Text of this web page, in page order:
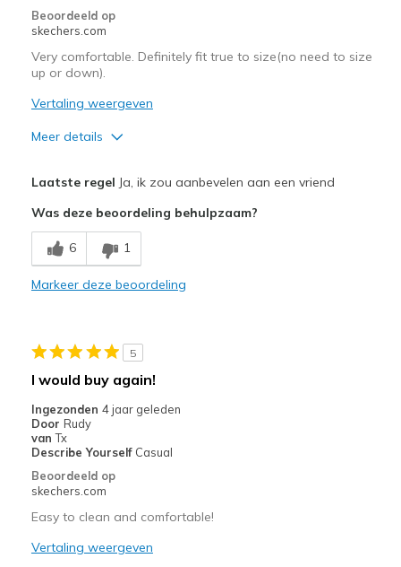
Beoordeeld op
skechers.com
Very comfortable. Definitely fit true to size(no need to size
up or down).
Vertaling weergeven
Meer details
Beste toepassingen
Casual Wear
View On Shoes
I'm Into Shoes
Laatste regel Ja, ik zou aanbevelen aan een vriend
Was deze beoordeling behulpzaam?
6 1
Markeer deze beoordeling
5
I would buy again!
Ingezonden 4 jaar geleden
Door Rudy
van Tx
Describe Yourself Casual
Beoordeeld op
skechers.com
Easy to clean and comfortable!
Vertaling weergeven